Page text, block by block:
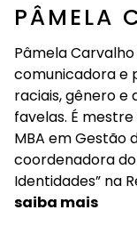
PÂMELA
Pâmela
comunicadora e
raciais, gênero e
favelas. É
MBA em Gestão
coordenadora do
Identidades” na
saiba mais